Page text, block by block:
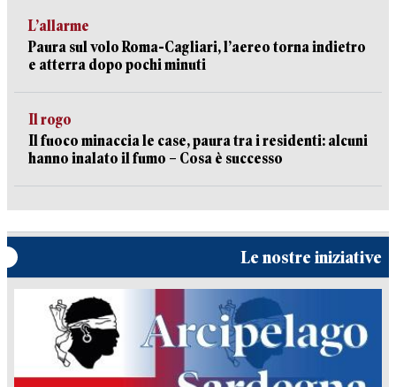
L’allarme
Paura sul volo Roma-Cagliari, l’aereo torna indietro
e atterra dopo pochi minuti
Il rogo
Il fuoco minaccia le case, paura tra i residenti: alcuni
hanno inalato il fumo – Cosa è successo
Le nostre iniziative